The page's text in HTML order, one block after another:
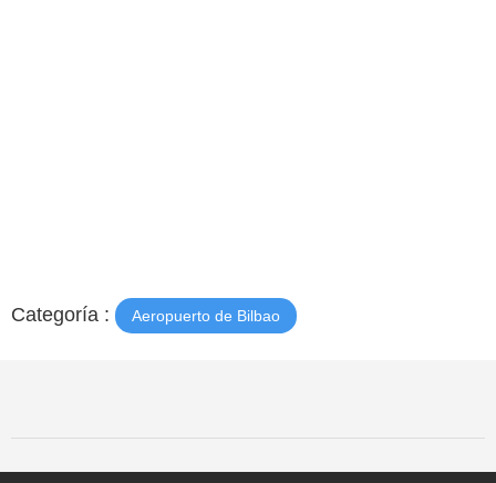
Categoría : Aeropuerto de Bilbao